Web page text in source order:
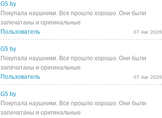
G5 by
Покупала наушники. Все прошло хорошо. Они были
запечатаны и оригинальные
Пользователь
07 Авг 2026
G5 by
Покупала наушники. Все прошло хорошо. Они были
запечатаны и оригинальные
Пользователь
07 Авг 2026
G5 by
Покупала наушники. Все прошло хорошо. Они были
запечатаны и оригинальные